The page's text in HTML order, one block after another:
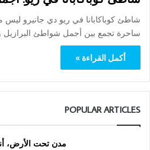
شاطئ كوباكابانا في ريو دي جانيرو
ساحرة تجمع بين أجمل شواطئ
أكمل القراءة »
POPULAR ARTICLES
مدن تحت الأرض،